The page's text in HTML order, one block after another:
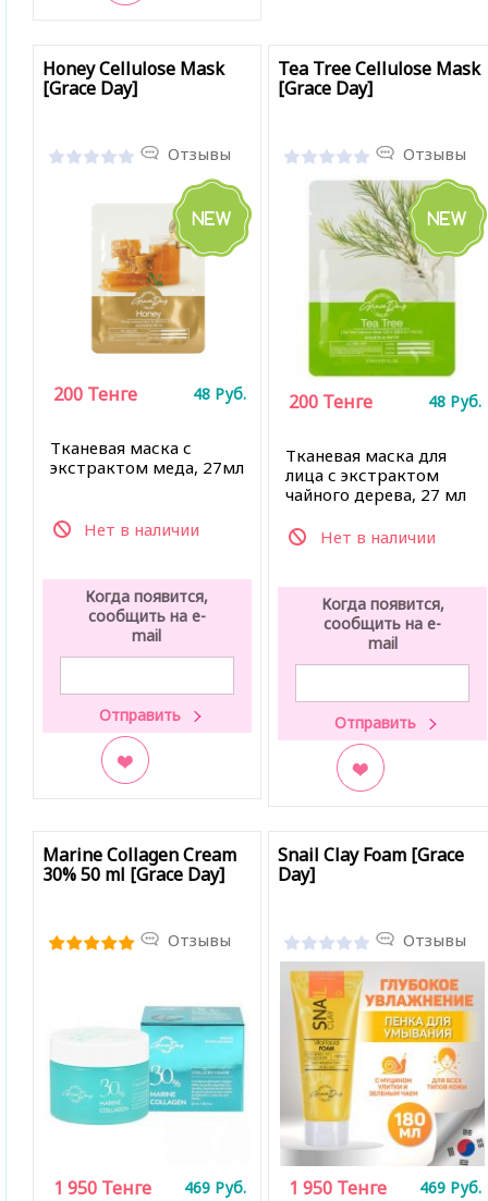
Honey Cellulose Mask
[Grace Day]
Отзывы
Тканевая маска с
экстрактом меда, 27мл
Нет в наличии
200 Тенге 48 Руб.
Когда появится,
сообщить на e-
mail
Tea Tree Cellulose Mask
[Grace Day]
Отзывы
Тканевая маска для
лица с экстрактом
чайного дерева, 27 мл
Нет в наличии
200 Тенге 48 Руб.
Когда появится,
сообщить на e-
mail
Marine Collagen Cream
30% 50 ml [Grace Day]
Отзывы
1 950 Тенге 469 Руб.
Snail Clay Foam [Grace
Day]
Отзывы
1 950 Тенге 469 Руб.